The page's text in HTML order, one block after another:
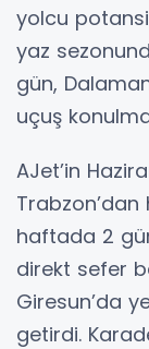
yolcu
yaz
gün,
uçuş
AJet’in
haftada 2
direkt sefer
Giresun’da
getirdi.